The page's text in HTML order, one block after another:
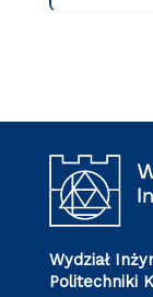
Wydział
Politechniki